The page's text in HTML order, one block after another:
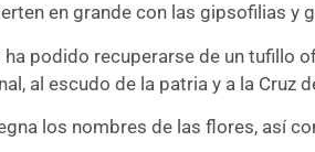
en grande con las gipsofilias y
ha podido recuperarse de un tufillo
al escudo de la patria y a la Cruz
los nombres de las flores, así